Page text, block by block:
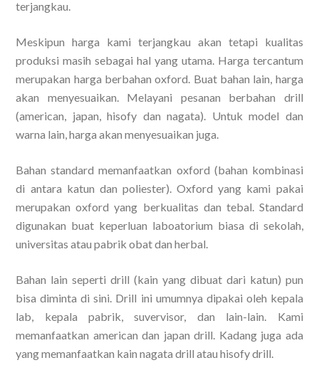
terjangkau.
Meskipun harga kami terjangkau akan tetapi kualitas
produksi masih sebagai hal yang utama. Harga tercantum
merupakan harga berbahan oxford. Buat bahan lain, harga
akan menyesuaikan. Melayani pesanan berbahan drill
(american, japan, hisofy dan nagata). Untuk model dan
warna lain, harga akan menyesuaikan juga.
Bahan standard memanfaatkan oxford (bahan kombinasi
di antara katun dan poliester). Oxford yang kami pakai
merupakan oxford yang berkualitas dan tebal. Standard
digunakan buat keperluan laboatorium biasa di sekolah,
universitas atau pabrik obat dan herbal.
Bahan lain seperti drill (kain yang dibuat dari katun) pun
bisa diminta di sini. Drill ini umumnya dipakai oleh kepala
lab, kepala pabrik, suvervisor, dan lain-lain. Kami
memanfaatkan american dan japan drill. Kadang juga ada
yang memanfaatkan kain nagata drill atau hisofy drill.